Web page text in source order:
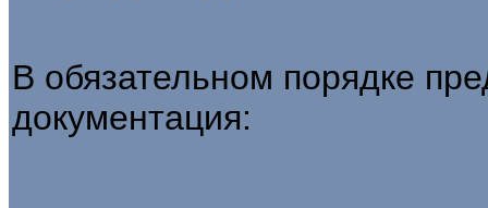
В обязательном порядке
документация: